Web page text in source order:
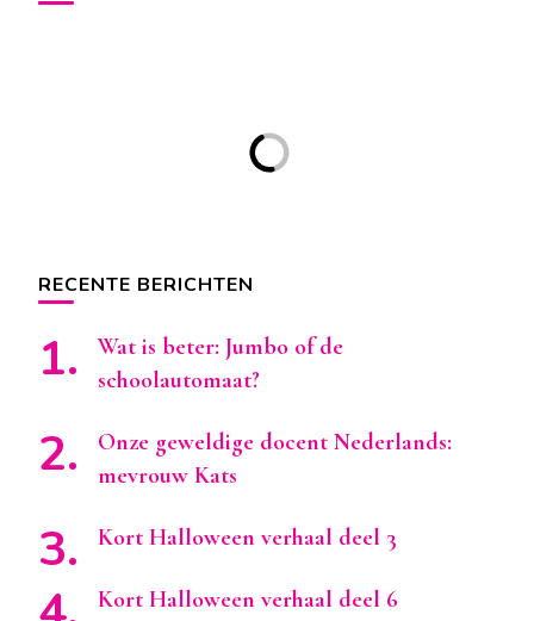
RECENTE BERICHTEN
Wat is beter: Jumbo of de
schoolautomaat?
Onze geweldige docent Nederlands:
mevrouw Kats
Kort Halloween verhaal deel 3
Kort Halloween verhaal deel 6